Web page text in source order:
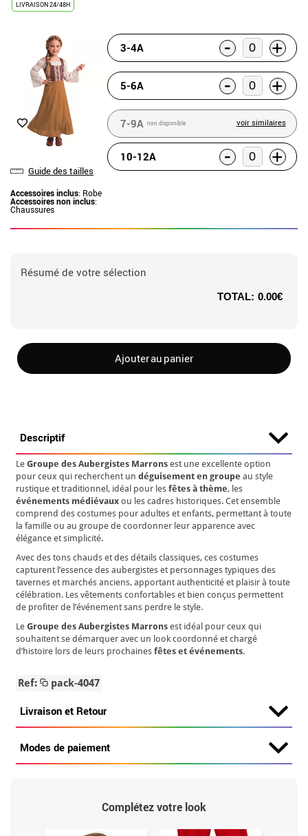
LIVRAISON 24/48H
Guide des tailles
Accessoires inclus: Robe
Accessoires non inclus:
Chaussures
3-4A - +
5-6A - +
7-9A non disponible voir similaires
10-12A - +
Résumé de votre sélection
TOTAL: 0.00€
Ajouter au panier
Descriptif
LeGroupe des Aubergistes Marrons est une excellente option
pour ceux qui recherchent undéguisement en groupe au style
rustique et traditionnel, idéal pour lesfêtes à thème, les
événements médiévaux ou les cadres historiques. Cet ensemble
comprend des costumes pour adultes et enfants, permettant à toute
la famille ou au groupe de coordonner leur apparence avec
élégance et simplicité.
Avec des tons chauds et des détails classiques, ces costumes
capturent l’essence des aubergistes et personnages typiques des
tavernes et marchés anciens, apportant authenticité et plaisir à toute
célébration. Les vêtements confortables et bien conçus permettent
de profiter de l’événement sans perdre le style.
LeGroupe des Aubergistes Marrons est idéal pour ceux qui
souhaitent se démarquer avec un look coordonné et chargé
d’histoire lors de leurs prochainesfêtes et événements.
Ref: pack-4047
Livraison et Retour
Modes de paiement
Complétez votre look